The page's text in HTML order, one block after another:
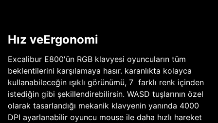
Hız veErgonomi
Excalibur E800'ün RGB klavyesi oyuncuların tüm
beklentilerini karşılamaya hasır. karanlıkta kolayca
kullanabileceğin ışıklı görünümü, 7 farklı renk içinden
istediğin gibi şekillendirebilirsin. WASD tuşlarının özel
olarak tasarlandığı mekanik klavyenin yanında 4000
DPI ayarlanabilir oyuncu mouse ile daha hızlı hareket